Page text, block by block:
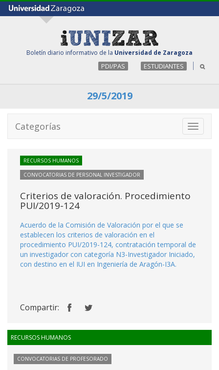
Boletín diario informativo de la Universidad de Zaragoza
PDI/PAS ESTUDIANTES
29/5/2019
Toggle
Categorías
RECURSOS HUMANOS
CONVOCATORIAS DE PERSONAL INVESTIGADOR
Criterios de valoración. Procedimiento
PUI/2019-124
Acuerdo de la Comisión de Valoración por el que se
establecen los criterios de valoración en el
procedimiento PUI/2019-124, contratación temporal de
un investigador con categoría N3-Investigador Iniciado,
con destino en el IUI en Ingeniería de Aragón-I3A.
Compartir:
RECURSOS HUMANOS
CONVOCATORIAS DE PROFESORADO